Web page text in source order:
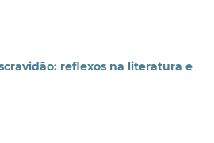
reflexos na literatura e